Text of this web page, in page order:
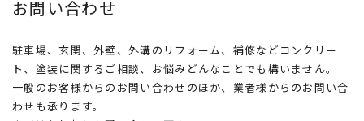
お問い合わせ
駐車場、玄関、外壁、外溝のリフォーム、補修などコンクリー
ト、塗装に関するご相談、お悩みどんなことでも構いません。
一般のお客様からのお問い合わせのほか、業者様からのお問い合
わせも承ります。